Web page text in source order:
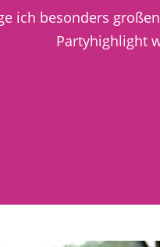
ich besonders
Partyhighlight